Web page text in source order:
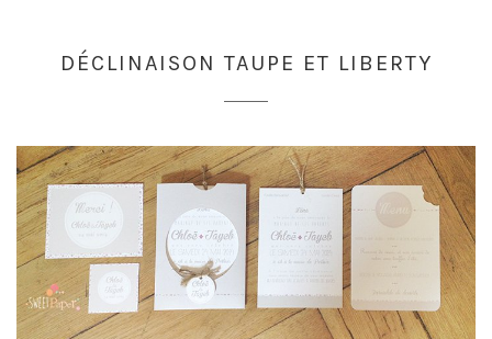
DÉCLINAISON TAUPE ET LIBERTY